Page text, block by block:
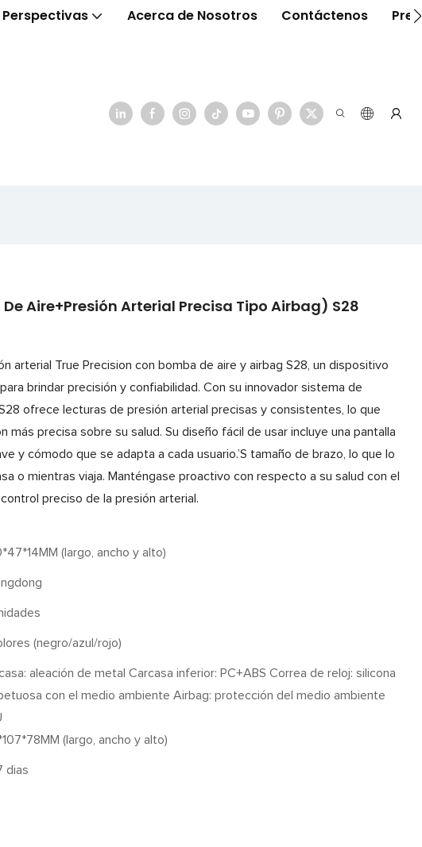
Perspectivas Acerca de Nosotros Contáctenos
Aire+presión Arterial Precisa Tipo Airbag) S28
arterial True Precision con bomba de aire y airbag S28, un dispositivo
brindar precisión y confiabilidad. Con su innovador sistema de
ofrece lecturas de presión arterial precisas y consistentes, lo que
más precisa sobre su salud. Su diseño fácil de usar incluye una pantalla
y cómodo que se adapta a cada usuario.’S tamaño de brazo, lo que lo
o mientras viaja. Manténgase proactivo con respecto a su salud con el
preciso de la presión arterial.
(largo, ancho y alto)
(negro/azul/rojo)
aleación de metal Carcasa inferior: PC+ABS Correa de reloj: silicona
con el medio ambiente Airbag: protección del medio ambiente
(largo, ancho y alto)
dias